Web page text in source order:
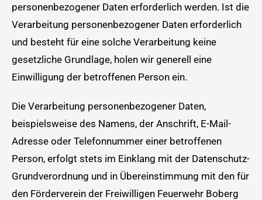
personenbezogener Daten erforderlich werden. Ist die
Verarbeitung personenbezogener Daten erforderlich
und besteht für eine solche Verarbeitung keine
gesetzliche Grundlage, holen wir generell eine
Einwilligung der betroffenen Person ein.
Die Verarbeitung personenbezogener Daten,
beispielsweise des Namens, der Anschrift, E-Mail-
Adresse oder Telefonnummer einer betroffenen
Person, erfolgt stets im Einklang mit der Datenschutz-
Grundverordnung und in Übereinstimmung mit den für
den Förderverein der Freiwilligen Feuerwehr Boberg